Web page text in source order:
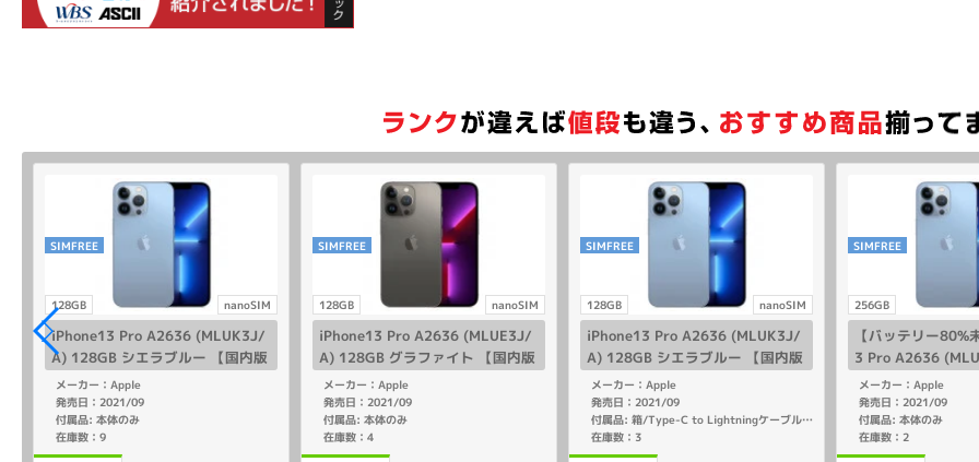
128GB nanoSIM
SIMFREE
iPhone13 Pro A2636 (MLUK3J/
A) 128GB シエラブルー 【国内版
SIMフリー】
メーカー：Apple
発売日：2021/09
付属品: 本体のみ
在庫数：9
128GB nanoSIM
SIMFREE
iPhone13 Pro A2636 (MLUE3J/
A) 128GB グラファイト 【国内版
SIMフリー】
メーカー：Apple
発売日：2021/09
付属品: 本体のみ
在庫数：4
128GB nanoSIM
SIMFREE
iPhone13 Pro A2636 (MLUK3J/
A) 128GB シエラブルー 【国内版
SIMフリー】
メーカー：Apple
発売日：2021/09
付属品: 箱/Type-C to Lightningケーブル/SIMカードツール/マニュアル
在庫数：3
256GB
SIMFREE
【バッテリー80%
3 Pro A2636
B シエラブルー 【
ー】
メーカー：Apple
発売日：2021/09
付属品: 本体のみ
在庫数：2